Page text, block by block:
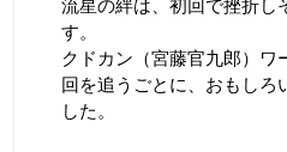
流星の絆は、初回で挫折し
す。
クドカン（宮藤官九郎）ワ
回を追うごとに、おもしろ
した。